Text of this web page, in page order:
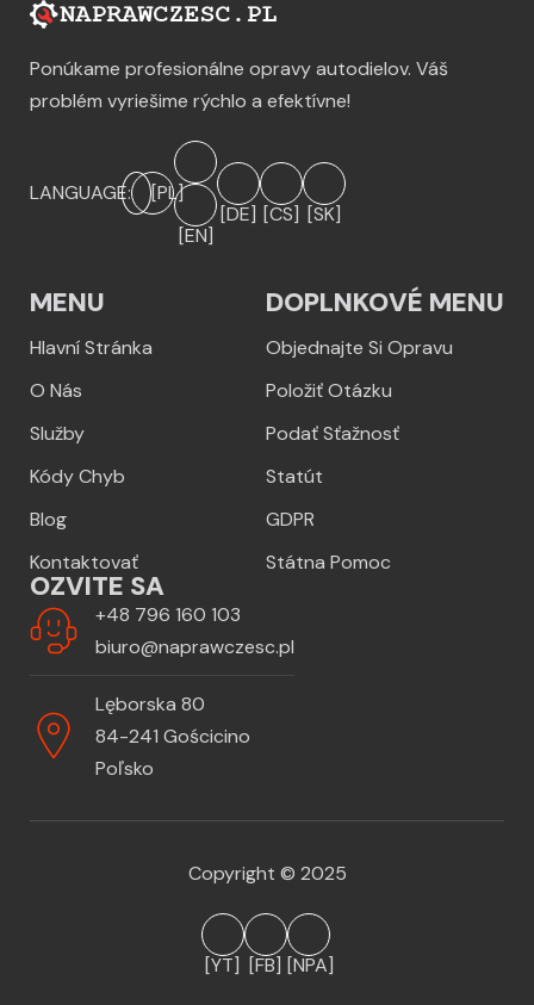
Ponúkame profesionálne opravy autodielov. Váš
problém vyriešime rýchlo a efektívne!
LANGUAGE:
[PL]
[EN]
[DE] [CS] [SK]
MENU
Hlavní Stránka
O Nás
Služby
Kódy Chyb
Blog
Kontaktovať
DOPLNKOVÉ MENU
Objednajte Si Opravu
Položiť Otázku
Podať Sťažnosť
Statút
GDPR
Státna Pomoc
OZVITE SA
+48 796 160 103
biuro@naprawczesc.pl
Lęborska 80
84-241 Gościcino
Poľsko
Copyright © 2025
[YT] [FB] [NPA]